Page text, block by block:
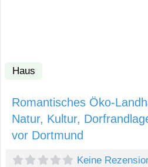
Haus
Romantisches Öko-
Natur, Kultur,
vor Dortmund
Keine